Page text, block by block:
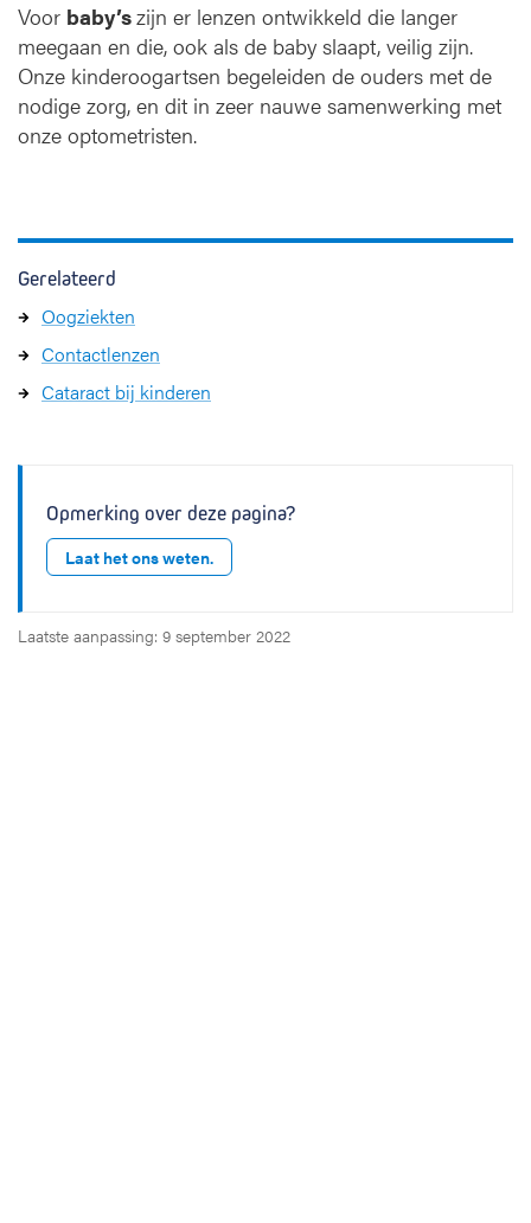
Voor baby’szijn er lenzen ontwikkeld die langer
meegaan en die, ook als de baby slaapt, veilig zijn.
Onze kinderoogartsen begeleiden de ouders met de
nodige zorg, en dit in zeer nauwe samenwerking met
onze optometristen.
Gerelateerd
Oogziekten
Contactlenzen
Cataract bij kinderen
Opmerking over deze pagina?
Laat het ons weten.
Laatste aanpassing: 9 september 2022